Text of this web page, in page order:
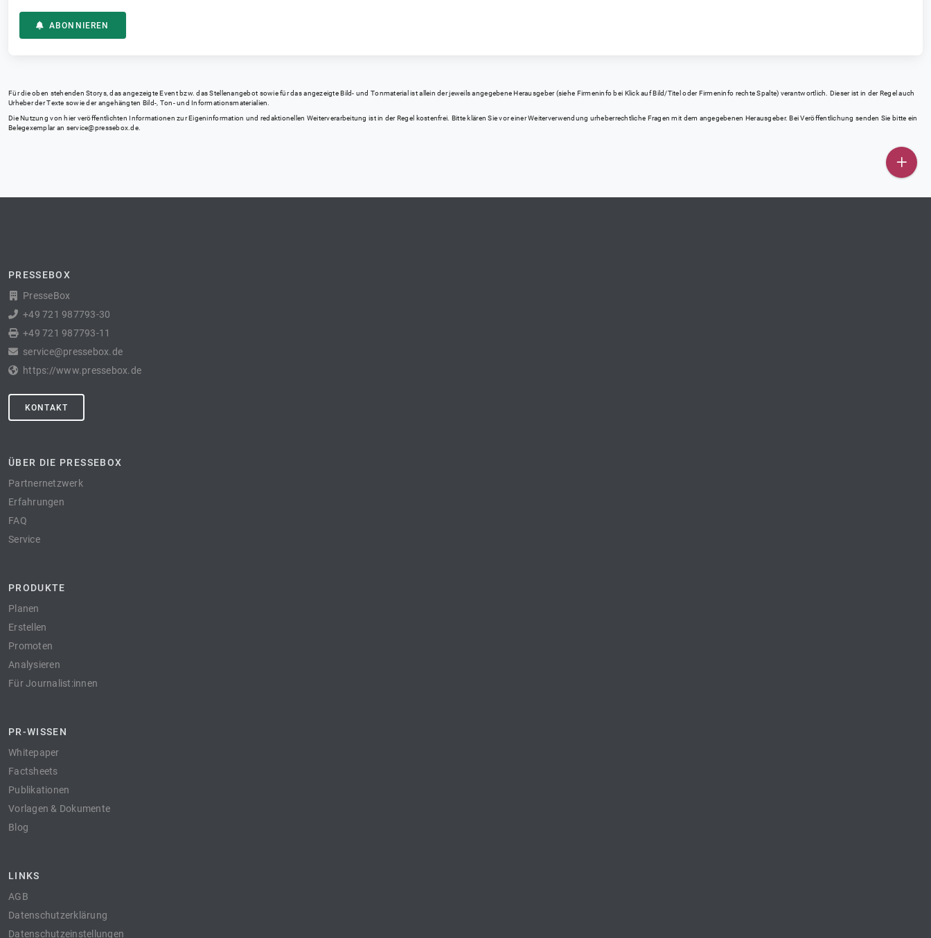
ABONNIEREN
Für die oben stehenden Storys, das angezeigte Event bzw. das Stellenangebot sowie für das angezeigte Bild- und Tonmaterial ist allein der jeweils angegebene Herausgeber (siehe Firmeninfo bei Klick auf Bild/Titel oder Firmeninfo rechte Spalte) verantwortlich. Dieser ist in der Regel auch
Urheber der Texte sowie der angehängten Bild-, Ton- und Informationsmaterialien.
Die Nutzung von hier veröffentlichten Informationen zur Eigeninformation und redaktionellen Weiterverarbeitung ist in der Regel kostenfrei. Bitte klären Sie vor einer Weiterverwendung urheberrechtliche Fragen mit dem angegebenen Herausgeber. Bei Veröffentlichung senden Sie bitte ein
Belegexemplar an service@pressebox.de
PRESSEBOX
PresseBox
+49 721 987793-30
+49 721 987793-11
service@pressebox.de
https://www.pressebox.de
KONTAKT
ÜBER DIE PRESSEBOX
Partnernetzwerk
Erfahrungen
FAQ
Service
PRODUKTE
Planen
Erstellen
Promoten
Analysieren
Für Journalist:innen
PR-WISSEN
Whitepaper
Factsheets
Publikationen
Vorlagen & Dokumente
Blog
LINKS
AGB
Datenschutzerklärung
Datenschutzeinstellungen